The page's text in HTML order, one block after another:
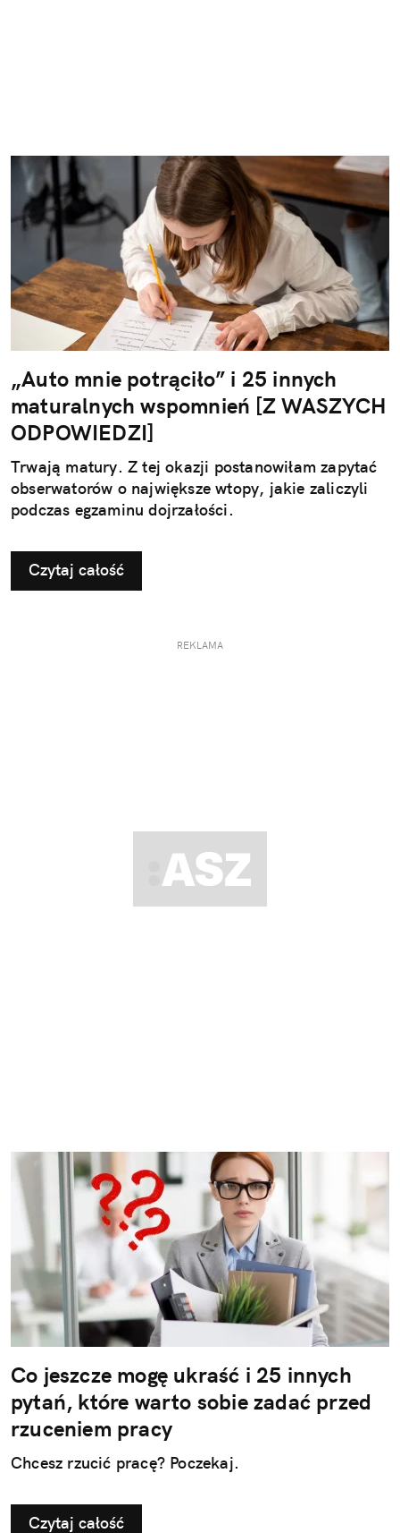
„Auto mnie potrąciło” i 25 innych
maturalnych wspomnień [Z WASZYCH
ODPOWIEDZI]
Trwają matury. Z tej okazji postanowiłam zapytać
obserwatorów o największe wtopy, jakie zaliczyli
podczas egzaminu dojrzałości.
Czytaj całość
REKLAMA
Co jeszcze mogę ukraść i 25 innych
pytań, które warto sobie zadać przed
rzuceniem pracy
Chcesz rzucić pracę? Poczekaj.
Czytaj całość